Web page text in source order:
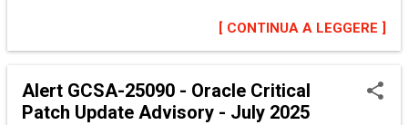
restrizioni di sicurezza (SRB) Rivelazione di
informazioni (ID) Acq...
************************ :: Descrizione del
problema Oracle ha rilasciato la Critical
L'aggiornamento include 337 patch di
sicurezza che risolvono circa 230
[ CONTINUA A LEGGERE ]
Alert GCSA-25090 - Oracle Critical
Patch Update Advisory - July 2025